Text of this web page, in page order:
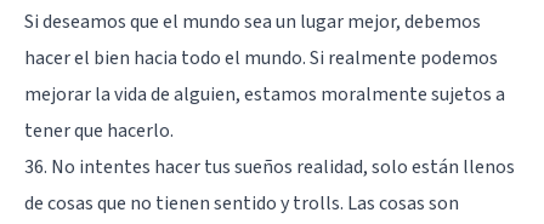
Si deseamos que el mundo sea un lugar mejor, debemos
hacer el bien hacia todo el mundo. Si realmente podemos
mejorar la vida de alguien, estamos moralmente sujetos a
tener que hacerlo.
36. No intentes hacer tus sueños realidad, solo están llenos
de cosas que no tienen sentido y trolls. Las cosas son